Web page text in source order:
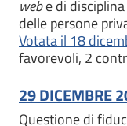
webe di
delle persone
Votata il 18
favorevoli, 2
29 DICEMBRE
Questione di